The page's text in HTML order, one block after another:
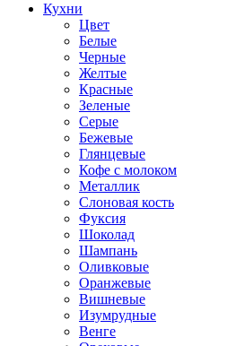
Кухни
Цвет
Белые
Черные
Желтые
Красные
Зеленые
Серые
Бежевые
Глянцевые
Кофе с молоком
Металлик
Слоновая кость
Фуксия
Шоколад
Шампань
Оливковые
Оранжевые
Вишневые
Изумрудные
Венге